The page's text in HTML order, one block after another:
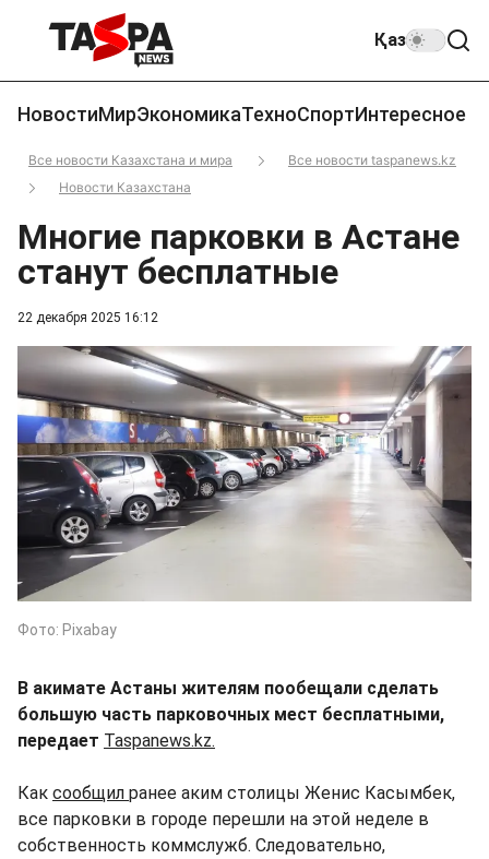
Қаз
НовостиМирЭкономикаТехноСпортИнтересное
Все новости Казахстана и мира
Все новости taspanews.kz
Новости Казахстана
22 декабря 2025 16:12
Многие парковки в Астане
станут бесплатные
Фото: Pixabay
В акимате Астаны жителям пообещали сделать
большую часть парковочных мест бесплатными,
передает Taspanews.kz.
Как сообщил ранее аким столицы Женис Касымбек,
все парковки в городе перешли на этой неделе в
собственность коммслужб. Следовательно,